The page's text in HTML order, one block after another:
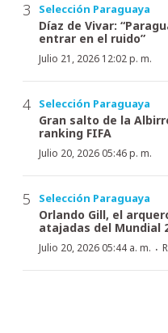
Selección Paraguaya
Díaz de Vivar:
entrar en el ruido”
Julio 21, 2026 12:02 p. m.
Selección Paraguaya
Gran salto de la
ranking FIFA
Julio 20, 2026 05:46 p. m.
Selección Paraguaya
Orlando Gill, el
atajadas del Mundial
Julio 20, 2026 05:44 a. m. ·